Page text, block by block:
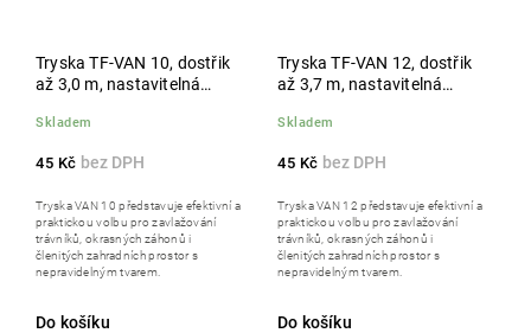
Tryska TF-VAN 10, dostřik
až 3,0 m, nastavitelná
červená
Skladem
45 Kč
Do košíku
Tryska VAN 10 představuje efektivní a
praktickou volbu pro zavlažování
trávníků, okrasných záhonů i
členitých zahradních prostor s
nepravidelným tvarem.
Tryska TF-VAN 12, dostřik
až 3,7 m, nastavitelná
zelená
Skladem
45 Kč
Do košíku
Tryska VAN 12 představuje efektivní a
praktickou volbu pro zavlažování
trávníků, okrasných záhonů i
členitých zahradních prostor s
nepravidelným tvarem.